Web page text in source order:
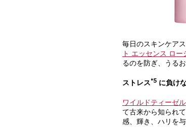
毎日のスキンケア
ト エッセンス ロー
るのを防ぎ、うる
ストレス*5 に負け
ワイルドティーゼル
て古来から知られ
感、輝き、ハリを与